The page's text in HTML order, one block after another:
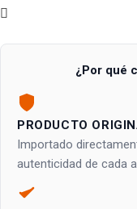
¿Por qué
PRODUCTO
Importado
autenticidad de cada